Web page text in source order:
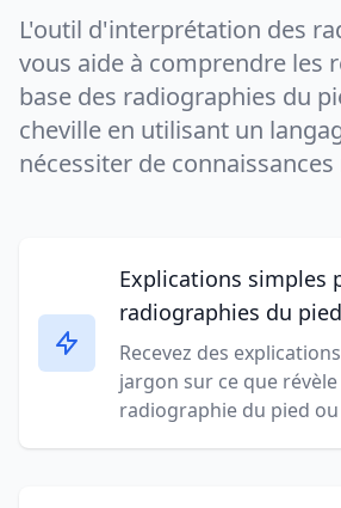
L'outil d'interprétation des
vous aide à comprendre les
base des radiographies du
cheville en utilisant un
nécessiter de
Explications simples
radiographies du
Recevez des
jargon sur ce que
radiographie du pied ou